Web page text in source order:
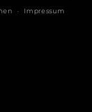
Impressum